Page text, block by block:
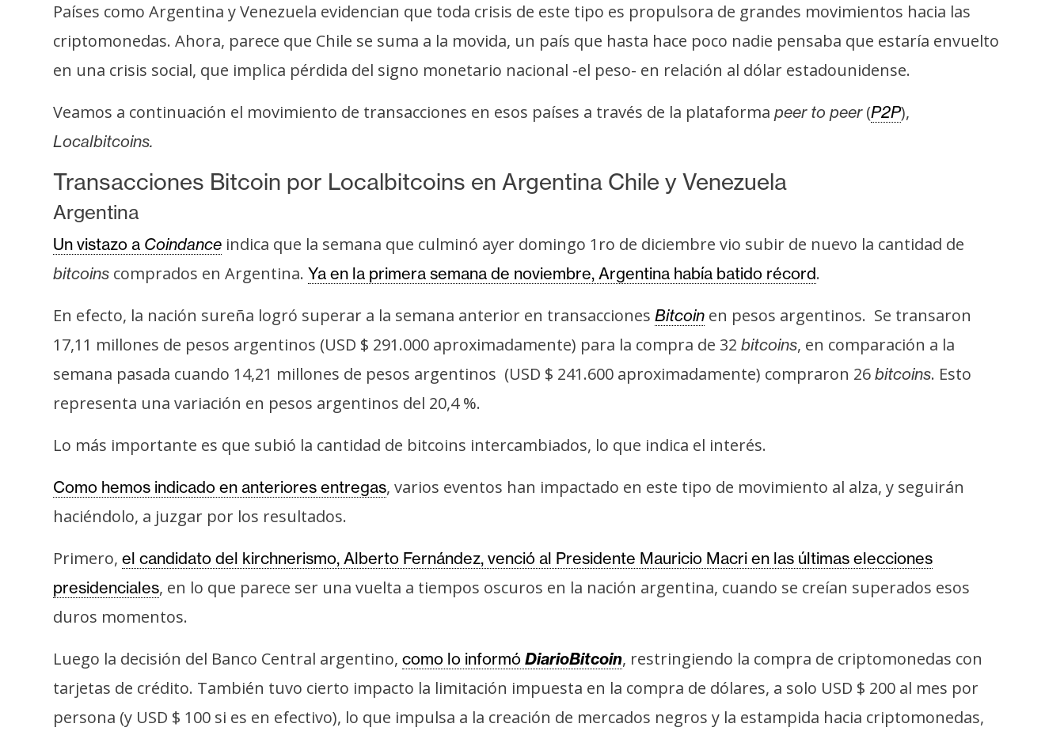
E
t
h
r
u
m
A
n
á
l
s
s
N
t
s
d
P
r
n
Países como Argentina y Venezuela evidencian que toda crisis de este tipo es propulsora de grandes movimientos hacia las
criptomonedas. Ahora, parece que Chile se suma a la movida, un país que hasta hace poco nadie pensaba que estaría envuelto
en una crisis social, que implica pérdida del signo monetario nacional -el peso- en relación al dólar estadounidense.
Veamos a continuación el movimiento de transacciones en esos países a través de la plataforma peer to peer(P2P),
Localbitcoins.
Transacciones Bitcoin por Localbitcoins en Argentina Chile y Venezuela
Argentina
Un vistazo a Coindance indica que la semana que culminó ayer domingo 1ro de diciembre vio subir de nuevo la cantidad de
bitcoins comprados en Argentina. Ya en la primera semana de noviembre, Argentina había batido récord.
En efecto, la nación sureña logró superar a la semana anterior en transacciones Bitcoin en pesos argentinos. Se transaron
17,11 millones de pesos argentinos (USD $ 291.000 aproximadamente) para la compra de 32 bitcoins, en comparación a la
semana pasada cuando 14,21 millones de pesos argentinos (USD $ 241.600 aproximadamente) compraron 26 bitcoins. Esto
representa una variación en pesos argentinos del 20,4 %.
Lo más importante es que subió la cantidad de bitcoins intercambiados, lo que indica el interés.
Como hemos indicado en anteriores entregas, varios eventos han impactado en este tipo de movimiento al alza, y seguirán
haciéndolo, a juzgar por los resultados.
Primero, el candidato del kirchnerismo, Alberto Fernández, venció al Presidente Mauricio Macri en las últimas elecciones
presidenciales, en lo que parece ser una vuelta a tiempos oscuros en la nación argentina, cuando se creían superados esos
duros momentos.
Luego la decisión del Banco Central argentino, como lo informó DiarioBitcoin, restringiendo la compra de criptomonedas con
tarjetas de crédito. También tuvo cierto impacto la limitación impuesta en la compra de dólares, a solo USD $ 200 al mes por
persona (y USD $ 100 si es en efectivo), lo que impulsa a la creación de mercados negros y la estampida hacia criptomonedas,